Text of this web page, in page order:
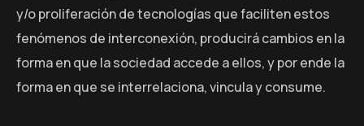
y/o proliferación de tecnologías que faciliten estos
fenómenos de interconexión, producirá cambios en la
forma en que la sociedad accede a ellos, y por ende la
forma en que se interrelaciona, vincula y consume.